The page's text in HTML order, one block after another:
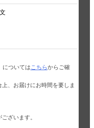
ついては こちらからご確
、お届けにお時間を要しま
ざいます。